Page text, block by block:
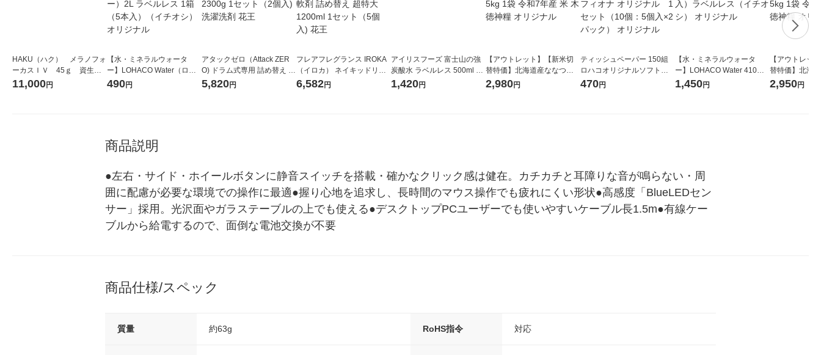
HAKU（ハク） メラノフォ
ーカスＩＶ 45ｇ 資生
堂 おまけ付き
11,000円
【水・ミネラルウォータ
ー】LOHACO Water（ロハ
コウォーター）2L ラベルレ
490円
アタックゼロ（Attack ZER
O) ドラム式専用 詰め替え メ
ガジャンボ 2300g 1セット
5,820円
フレアフレグランス IROKA
（イロカ） ネイキッドリリ
ーの香り 柔軟剤 詰め替え 超
6,582円
アイリスフーズ 富士山の強
炭酸水 ラベルレス 500ml 1
箱（24本入）
1,420円
【アウトレット】【新米切
替特価】北海道産ななつぼ
し 無洗米 5kg 1袋 令和7年産
2,980円
ティッシュペーパー 150組
ロハコオリジナルソフトパ
ックティッシュ フィオナ オ
470円
【水・ミネラルウォータ
ー】LOHACO Water 410ml
1箱（20本入）ラベルレス
1,450円
【アウトレッ
替特価】北海
し 精白米 5kg
2,950円
商品説明
●左右・サイド・ホイールボタンに静音スイッチを搭載・確かなクリック感は健在。カチカチと耳障りな音が鳴らない・周
囲に配慮が必要な環境での操作に最適●握り心地を追求し、長時間のマウス操作でも疲れにくい形状●高感度「BlueLEDセン
サー」採用。光沢面やガラステーブルの上でも使える●デスクトップPCユーザーでも使いやすいケーブル長1.5m●有線ケー
ブルから給電するので、面倒な電池交換が不要
商品仕様/スペック
質量 約63g RoHS指令 対応